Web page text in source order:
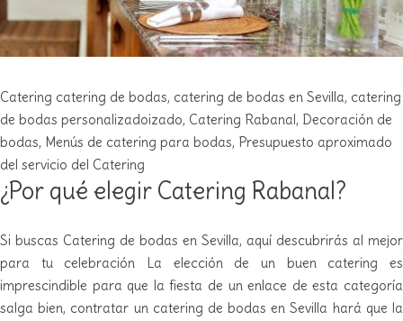
Catering catering de bodas, catering de bodas en Sevilla, catering
de bodas personalizadoizado, Catering Rabanal, Decoración de
bodas, Menús de catering para bodas, Presupuesto aproximado
del servicio del Catering
¿Por qué elegir Catering Rabanal?
Si buscas Catering de bodas en Sevilla, aquí descubrirás al mejor
para tu celebración La elección de un buen catering es
imprescindible para que la fiesta de un enlace de esta categoría
salga bien, contratar un catering de bodas en Sevilla hará que la